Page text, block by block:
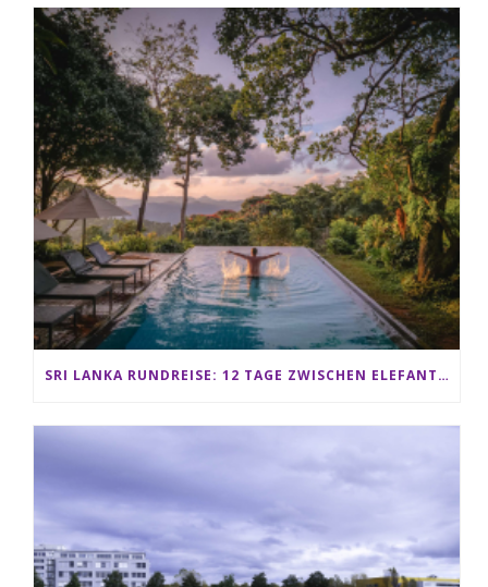
SRI LANKA RUNDREISE: 12 TAGE ZWISCHEN ELEFANTEN, TEEPLANTAGEN & STRAND ALS FAMILIE